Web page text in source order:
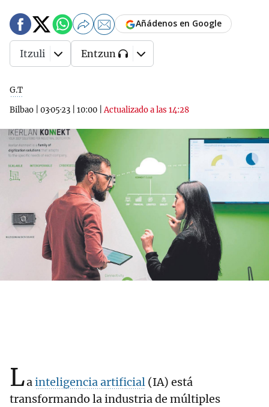
G.T
Bilbao
03·05·23 10:00 |Actualizado a las 14:28
Añádenos en Google
Itzuli Entzun
Lainteligencia artificial (IA) está
transformando la industria de múltiples